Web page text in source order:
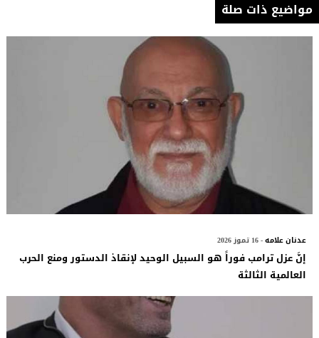
مواضيع ذات صلة
عدنان علامه- 16 تموز 2026
إنَّ عزل ترامب فوراً هو السبيل الوحيد لإنقاذ الدستور ومنع الحرب
العالمية الثالثة